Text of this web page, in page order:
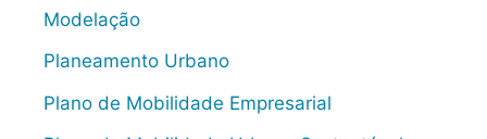
Modelação
Planeamento Urbano
Plano de Mobilidade Empresarial